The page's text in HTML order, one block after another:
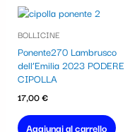
BOLLICINE
Ponente270 Lambrusco
dell’Emilia 2023 PODERE
CIPOLLA
17,00€
Aggiungi al carrello